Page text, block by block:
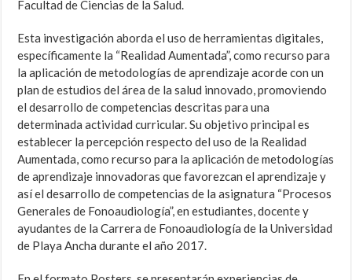
Facultad de Ciencias de la Salud.
Esta investigación aborda el uso de herramientas digitales,
específicamente la “Realidad Aumentada”, como recurso para
la aplicación de metodologías de aprendizaje acorde con un
plan de estudios del área de la salud innovado, promoviendo
el desarrollo de competencias descritas para una
determinada actividad curricular. Su objetivo principal es
establecer la percepción respecto del uso de la Realidad
Aumentada, como recurso para la aplicación de metodologías
de aprendizaje innovadoras que favorezcan el aprendizaje y
así el desarrollo de competencias de la asignatura “Procesos
Generales de Fonoaudiología”, en estudiantes, docente y
ayudantes de la Carrera de Fonoaudiología de la Universidad
de Playa Ancha durante el año 2017.